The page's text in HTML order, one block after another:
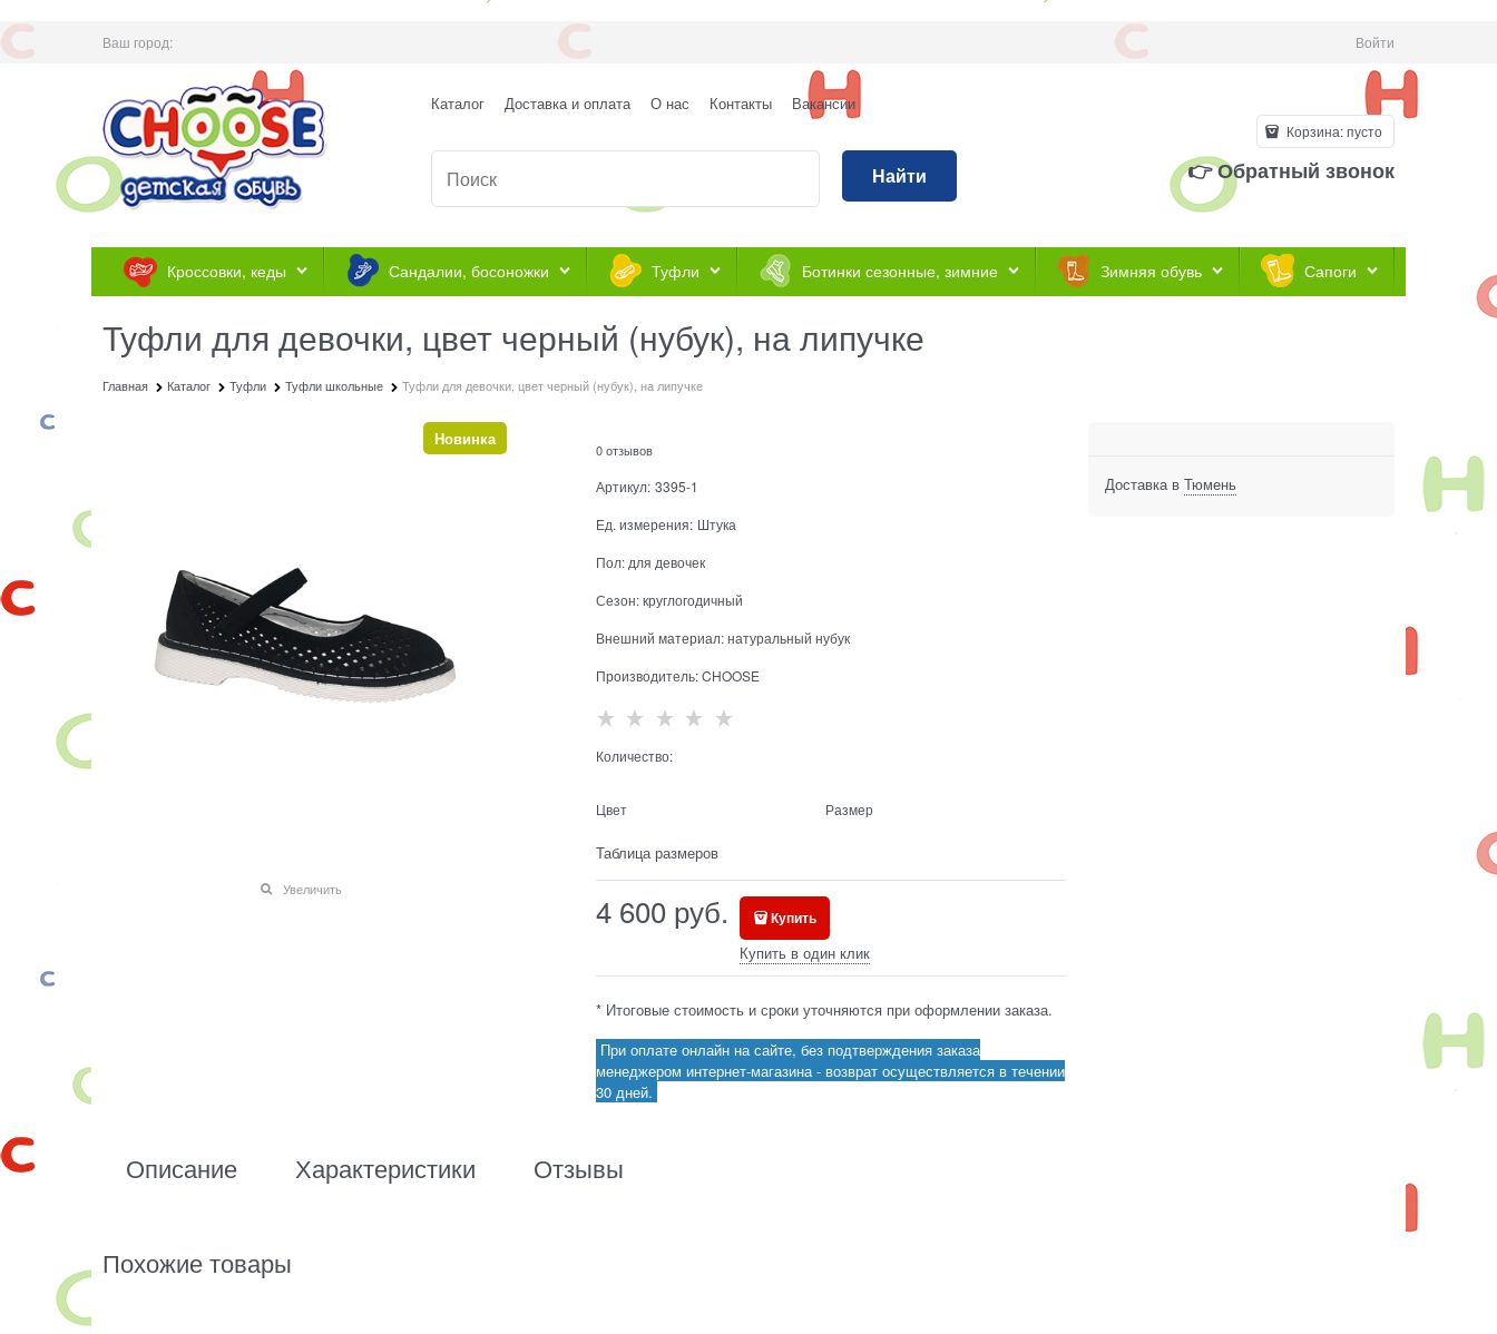
Ваш город: Войти
Каталог Доставка и оплата О нас Контакты Вакансии
Найти
Корзина:пусто
👉 Обратный звонок
Кроссовки, кеды Сандалии, босоножки Туфли Ботинки сезонные, зимние Зимняя обувь Сапоги
Туфли для девочки, цвет черный (нубук), на липучке
Главная Каталог Туфли Туфли школьные Туфли для девочки, цвет черный (нубук), на липучке
Новинка
Увеличить
0 отзывов
Артикул: 3395-1
Ед. измерения: Штука
Пол: для девочек
Сезон:круглогодичный
Внешний материал:натуральный нубук
Производитель:CHOOSE
Количество:
Цвет Размер
Таблица размеров
4 600 руб. Купить
Купить в один клик
* Итоговые стоимость и сроки уточняются при оформлении заказа.
При оплате онлайн на сайте, без подтверждения заказа
менеджером интернет-магазина - возврат осуществляется в течении
30 дней.
Описание Характеристики Отзывы
Похожие товары
Доставка в Тюмень